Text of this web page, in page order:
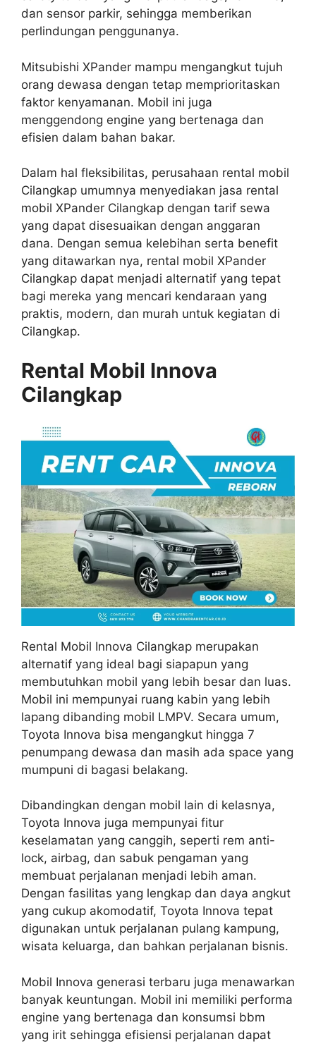
dan sensor parkir, sehingga memberikan
perlindungan penggunanya.
Mitsubishi XPander mampu mengangkut tujuh
orang dewasa dengan tetap memprioritaskan
faktor kenyamanan. Mobil ini juga
menggendong engine yang bertenaga dan
efisien dalam bahan bakar.
Dalam hal fleksibilitas, perusahaan rental mobil
Cilangkap umumnya menyediakan jasa rental
mobil XPander Cilangkap dengan tarif sewa
yang dapat disesuaikan dengan anggaran
dana. Dengan semua kelebihan serta benefit
yang ditawarkan nya, rental mobil XPander
Cilangkap dapat menjadi alternatif yang tepat
bagi mereka yang mencari kendaraan yang
praktis, modern, dan murah untuk kegiatan di
Cilangkap.
Rental Mobil Innova
Cilangkap
Rental Mobil Innova Cilangkap merupakan
alternatif yang ideal bagi siapapun yang
membutuhkan mobil yang lebih besar dan luas.
Mobil ini mempunyai ruang kabin yang lebih
lapang dibanding mobil LMPV. Secara umum,
Toyota Innova bisa mengangkut hingga 7
penumpang dewasa dan masih ada space yang
mumpuni di bagasi belakang.
Dibandingkan dengan mobil lain di kelasnya,
Toyota Innova juga mempunyai fitur
keselamatan yang canggih, seperti rem anti-
lock, airbag, dan sabuk pengaman yang
membuat perjalanan menjadi lebih aman.
Dengan fasilitas yang lengkap dan daya angkut
yang cukup akomodatif, Toyota Innova tepat
digunakan untuk perjalanan pulang kampung,
wisata keluarga, dan bahkan perjalanan bisnis.
Mobil Innova generasi terbaru juga menawarkan
banyak keuntungan. Mobil ini memiliki performa
engine yang bertenaga dan konsumsi bbm
yang irit sehingga efisiensi perjalanan dapat